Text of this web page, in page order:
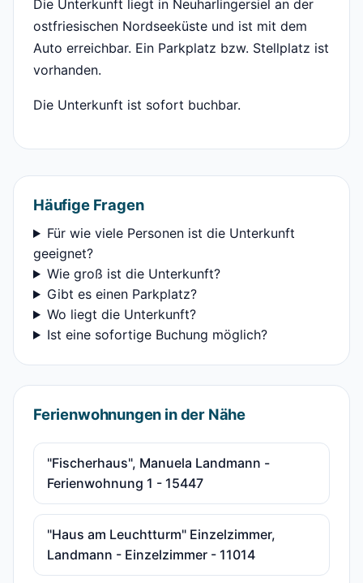
Die Unterkunft liegt in Neuharlingersiel an der
ostfriesischen Nordseeküste und ist mit dem
Auto erreichbar. Ein Parkplatz bzw. Stellplatz ist
vorhanden.
Die Unterkunft ist sofort buchbar.
Häufige Fragen
Für wie viele Personen ist die Unterkunft
geeignet?
Wie groß ist die Unterkunft?
Gibt es einen Parkplatz?
Wo liegt die Unterkunft?
Ist eine sofortige Buchung möglich?
Ferienwohnungen in der Nähe
"Fischerhaus", Manuela Landmann -
Ferienwohnung 1 - 15447
"Haus am Leuchtturm" Einzelzimmer,
Landmann - Einzelzimmer - 11014